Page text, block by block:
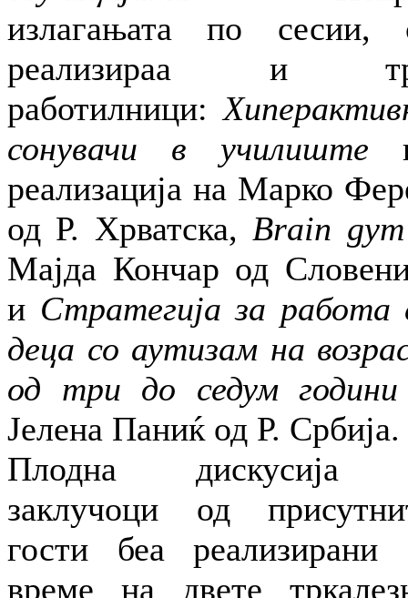
излагањата по сесии,
реализираа и
работилници:
сонувачи в училиште
реализација на Марко
од Р. Хрватска, Brain gym
Мајда Кончар од
и Стратегија за работа
деца со аутизам на
од три до седум години
Јелена Паниќ од Р. Србија.
Плодна дискусија
заклучоци од
гости беа реализирани
време на двете